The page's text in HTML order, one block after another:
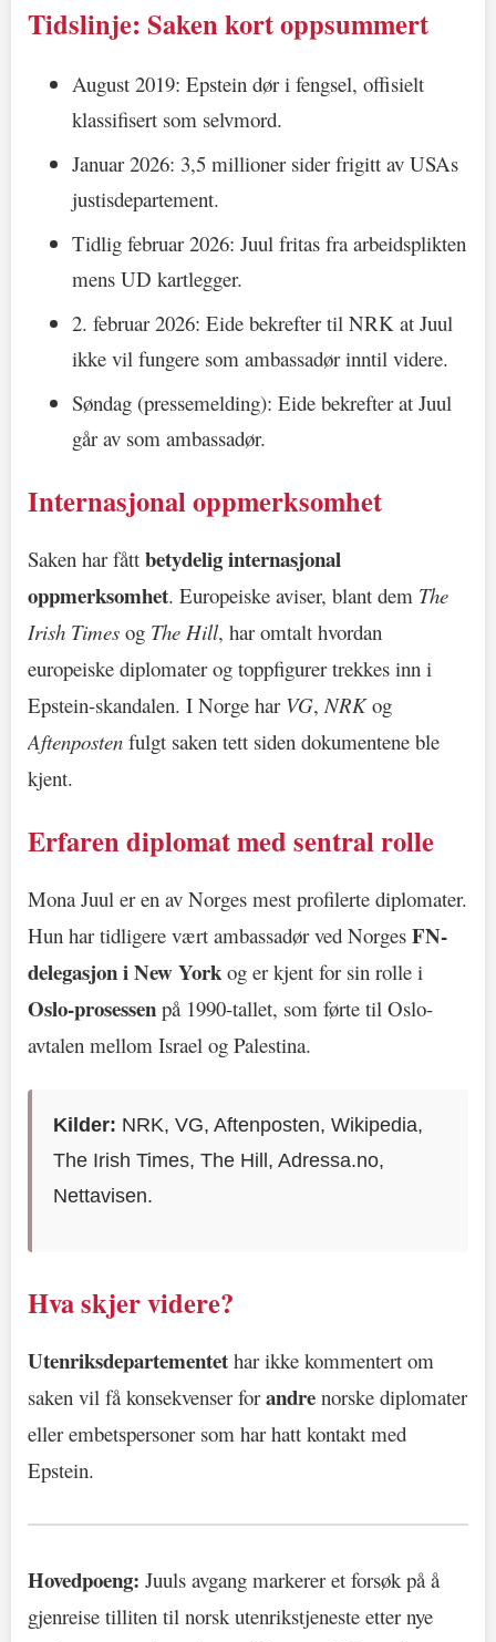
Tidslinje: Saken kort oppsummert
August 2019: Epstein dør i fengsel, offisielt
klassifisert som selvmord.
Januar 2026: 3,5 millioner sider frigitt av USAs
justisdepartement.
Tidlig februar 2026: Juul fritas fra arbeidsplikten
mens UD kartlegger.
2. februar 2026: Eide bekrefter til NRK at Juul
ikke vil fungere som ambassadør inntil videre.
Søndag (pressemelding): Eide bekrefter at Juul
går av som ambassadør.
Internasjonal oppmerksomhet
Saken har fått betydelig internasjonal
oppmerksomhet. Europeiske aviser, blant dem The
Irish Times og The Hill, har omtalt hvordan
europeiske diplomater og toppfigurer trekkes inn i
Epstein-skandalen. I Norge har VG, NRKog
Aftenposten fulgt saken tett siden dokumentene ble
kjent.
Erfaren diplomat med sentral rolle
Mona Juul er en av Norges mest profilerte diplomater.
Hun har tidligere vært ambassadør ved Norges FN-
delegasjon i New York og er kjent for sin rolle i
Oslo-prosessen på 1990-tallet, som førte til Oslo-
avtalen mellom Israel og Palestina.
Kilder: NRK, VG, Aftenposten, Wikipedia,
The Irish Times, The Hill, Adressa.no,
Nettavisen.
Hva skjer videre?
Utenriksdepartementet har ikke kommentert om
saken vil få konsekvenser forandre norske diplomater
eller embetspersoner som har hatt kontakt med
Epstein.
Hovedpoeng: Juuls avgang markerer et forsøk på å
gjenreise tilliten til norsk utenrikstjeneste etter nye